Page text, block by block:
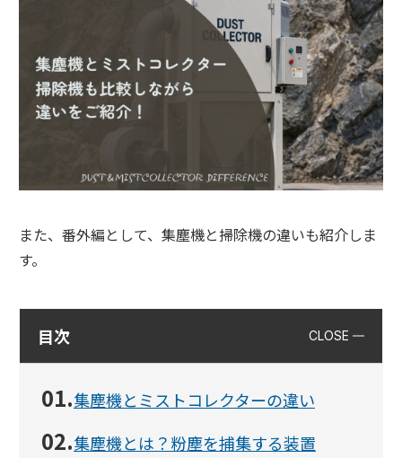
また、番外編として、集塵機と掃除機の違いも紹介しま
す。
目次 CLOSE
01.集塵機とミストコレクターの違い
02.集塵機とは？粉塵を捕集する装置